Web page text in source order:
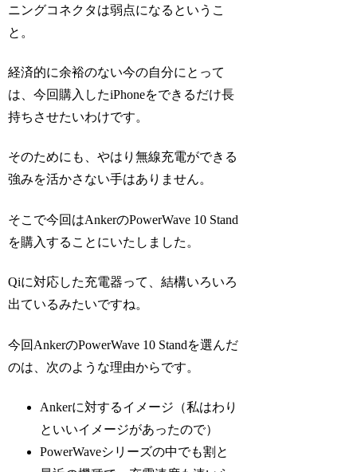
ニングコネクタは弱点になるというこ
と。
経済的に余裕のない今の自分にとって
は、今回購入したiPhoneをできるだけ長
持ちさせたいわけです。
そのためにも、やはり無線充電ができる
強みを活かさない手はありません。
そこで今回はAnkerのPowerWave 10 Stand
を購入することにいたしました。
Qiに対応した充電器って、結構いろいろ
出ているみたいですね。
今回AnkerのPowerWave 10 Standを選んだ
のは、次のような理由からです。
Ankerに対するイメージ（私はわり
といいイメージがあったので）
PowerWaveシリーズの中でも割と